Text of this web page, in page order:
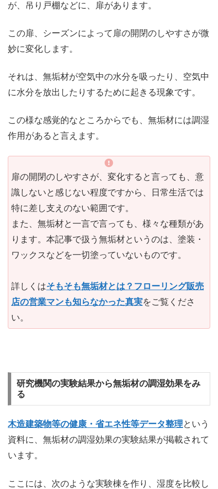
が、吊り戸棚などに、扉があります。
この扉、シーズンによって扉の開閉のしやすさが微
妙に変化します。
それは、無垢材が空気中の水分を吸ったり、空気中
に水分を放出したりするために起きる現象です。
この様な感覚的なところからでも、無垢材には調湿
作用があると言えます。
扉の開閉のしやすさが、変化すると言っても、意
識しないと感じない程度ですから、日常生活では
特に差し支えのない範囲です。
また、無垢材と一言で言っても、様々な種類があ
ります。本記事で扱う無垢材というのは、塗装・
ワックスなどを一切塗っていないものです。
詳しくはそもそも無垢材とは？フローリング販売
店の営業マンも知らなかった真実をご覧くださ
い。
研究機関の実験結果から無垢材の調湿効果をみ
る
木造建築物等の健康・省エネ性等データ整理 という
資料に、無垢材の調湿効果の実験結果が掲載されて
います。
ここには、次のような実験棟を作り、湿度を比較し